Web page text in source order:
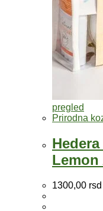
pregled
Prirodna
Lemon
1300,00 rsd